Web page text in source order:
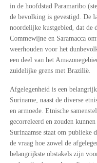
in de hoofdstad Paramaribo
de bevolking is gevestigd. De
noordelijke kustgebied, dat de
Commewijne en Saramacca
weerhouden voor het
een deel van het
zuidelijke grens met Brazilië.
Afgelegenheid is een
Suriname, naast de diverse
en armoede. Etnische
gecorreleerd en zouden
Surinaamse staat om publieke
de vraag hoe zowel de
belangrijkste obstakels zijn